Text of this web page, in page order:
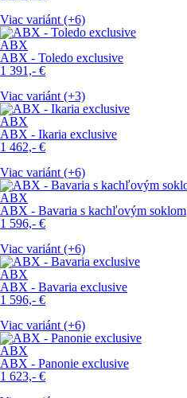
Viac variánt (+6)
ABX
ABX - Toledo exclusive
1 391,- €
Viac variánt (+3)
ABX
ABX - Ikaria exclusive
1 462,- €
Viac variánt (+6)
ABX
ABX - Bavaria s kachľovým soklom
1 596,- €
Viac variánt (+6)
ABX
ABX - Bavaria exclusive
1 596,- €
Viac variánt (+6)
ABX
ABX - Panonie exclusive
1 623,- €